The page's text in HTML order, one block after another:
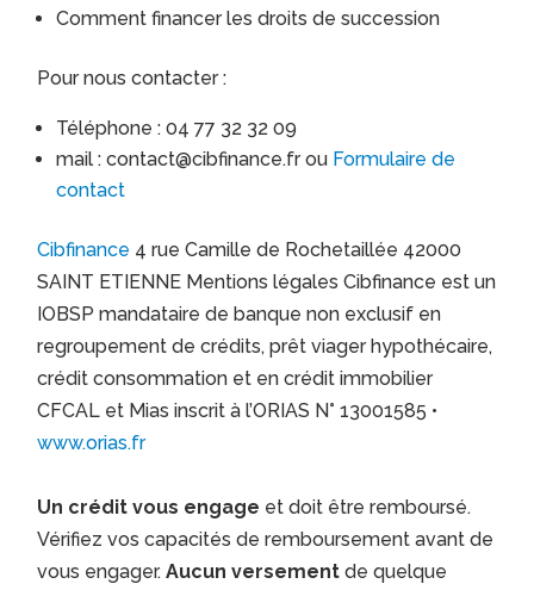
Comment financer les droits de succession
Pour nous contacter :
Téléphone : 04 77 32 32 09
mail : contact@cibfinance.fr ou Formulaire de
contact
Cibfinance 4 rue Camille de Rochetaillée 42000
SAINT ETIENNE Mentions légales Cibfinance est un
IOBSP mandataire de banque non exclusif en
regroupement de crédits, prêt viager hypothécaire,
crédit consommation et en crédit immobilier
CFCAL et Mias inscrit à l’ORIAS N° 13001585 •
www.orias.fr
Un crédit vous engage et doit être remboursé.
Vérifiez vos capacités de remboursement avant de
vous engager.Aucun versement de quelque